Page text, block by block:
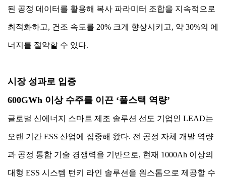
된 공정 데이터를 활용해 복사 파라미터 조합을 지속적으로
최적화하고, 건조 속도를 20% 크게 향상시키고, 약 30%의 에
너지를 절약할 수 있다.
시장 성과로 입증
600GWh 이상 수주를 이끈 ‘풀스택 역량’
글로벌 신에너지 스마트 제조 솔루션 선도 기업인 LEAD는
오랜 기간 ESS 산업에 집중해 왔다. 전 공정 자체 개발 역량
과 공정 통합 기술 경쟁력을 기반으로, 현재 1000Ah 이상의
대형 ESS 시스템 턴키 라인 솔루션을 원스톱으로 제공할 수